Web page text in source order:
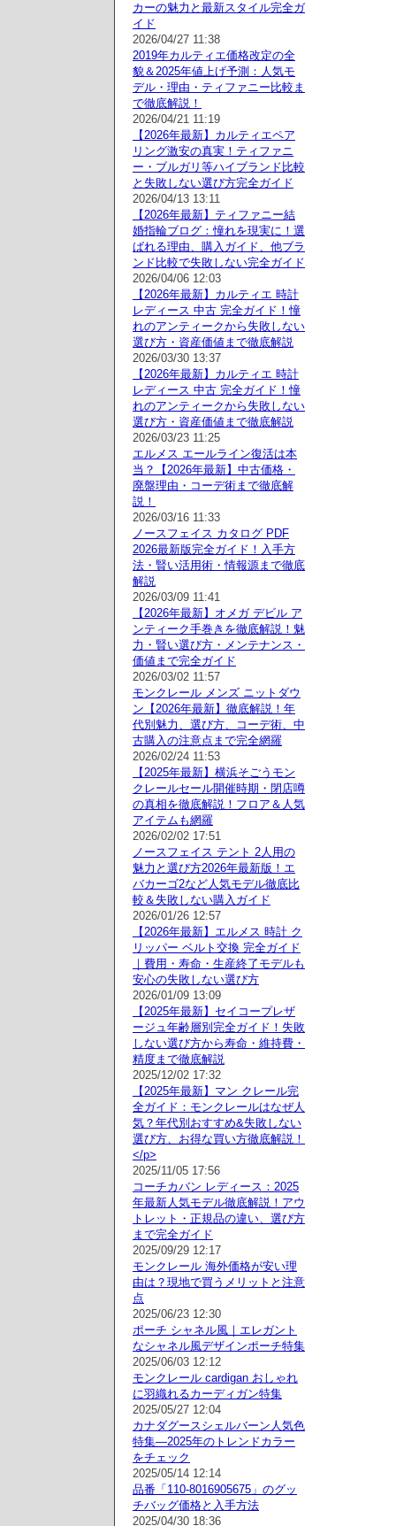
カーの魅力と最新スタイル完全ガ
イド
2026/04/27 11:38
2019年カルティエ価格改定の全
貌＆2025年値上げ予測：人気モ
デル・理由・ティファニー比較ま
で徹底解説！
2026/04/21 11:19
【2026年最新】カルティエペア
リング激安の真実！ティファニ
ー・ブルガリ等ハイブランド比較
と失敗しない選び方完全ガイド
2026/04/13 13:11
【2026年最新】ティファニー結
婚指輪ブログ：憧れを現実に！選
ばれる理由、購入ガイド、他ブラ
ンド比較で失敗しない完全ガイド
2026/04/06 12:03
【2026年最新】カルティエ 時計
レディース 中古 完全ガイド！憧
れのアンティークから失敗しない
選び方・資産価値まで徹底解説
2026/03/30 13:37
【2026年最新】カルティエ 時計
レディース 中古 完全ガイド！憧
れのアンティークから失敗しない
選び方・資産価値まで徹底解説
2026/03/23 11:25
エルメス エールライン復活は本
当？【2026年最新】中古価格・
廃盤理由・コーデ術まで徹底解
説！
2026/03/16 11:33
ノースフェイス カタログ PDF
2026最新版完全ガイド！入手方
法・賢い活用術・情報源まで徹底
解説
2026/03/09 11:41
【2026年最新】オメガ デビル ア
ンティーク手巻きを徹底解説！魅
力・賢い選び方・メンテナンス・
価値まで完全ガイド
2026/03/02 11:57
モンクレール メンズ ニットダウ
ン【2026年最新】徹底解説！年
代別魅力、選び方、コーデ術、中
古購入の注意点まで完全網羅
2026/02/24 11:53
【2025年最新】横浜そごうモン
クレールセール開催時期・閉店噂
の真相を徹底解説！フロア＆人気
アイテムも網羅
2026/02/02 17:51
ノースフェイス テント 2人用の
魅力と選び方2026年最新版！エ
バカーゴ2など人気モデル徹底比
較＆失敗しない購入ガイド
2026/01/26 12:57
【2026年最新】エルメス 時計 ク
リッパー ベルト交換 完全ガイド
｜費用・寿命・生産終了モデルも
安心の失敗しない選び方
2026/01/09 13:09
【2025年最新】セイコープレザ
ージュ年齢層別完全ガイド！失敗
しない選び方から寿命・維持費・
精度まで徹底解説
2025/12/02 17:32
【2025年最新】マン クレール完
全ガイド：モンクレールはなぜ人
気？年代別おすすめ&失敗しない
選び方、お得な買い方徹底解説！
</p>
2025/11/05 17:56
コーチカバン レディース：2025
年最新人気モデル徹底解説！アウ
トレット・正規品の違い、選び方
まで完全ガイド
2025/09/29 12:17
モンクレール 海外価格が安い理
由は？現地で買うメリットと注意
点
2025/06/23 12:30
ポーチ シャネル風｜エレガント
なシャネル風デザインポーチ特集
2025/06/03 12:12
モンクレール cardigan おしゃれ
に羽織れるカーディガン特集
2025/05/27 12:04
カナダグースシェルバーン人気色
特集—2025年のトレンドカラー
をチェック
2025/05/14 12:14
品番「110-8016905675」のグッ
チバッグ価格と入手方法
2025/04/30 18:36